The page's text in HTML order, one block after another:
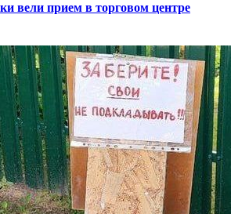
вели прием в торговом центре